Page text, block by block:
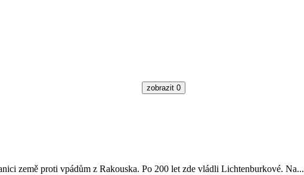
zobrazit 0
země proti vpádům z Rakouska. Po 200 let zde vládli Lichtenburkové. Na...